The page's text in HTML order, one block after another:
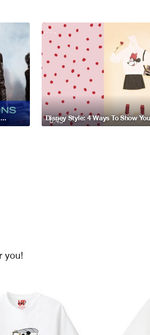
Disney Style: Beauty Transformations Inspired by Disney's Cruella 0:43
you!